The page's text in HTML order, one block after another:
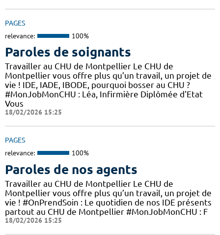
PAGES
relevance: 100%
Paroles de soignants
Travailler au CHU de Montpellier Le CHU de
Montpellier vous offre plus qu’un travail, un projet de
vie ! IDE, IADE, IBODE, pourquoi bosser au CHU ?
#MonJobMonCHU : Léa, Infirmière Diplômée d'Etat
Vous
18/02/2026 15:25
PAGES
relevance: 100%
Paroles de nos agents
Travailler au CHU de Montpellier Le CHU de
Montpellier vous offre plus qu’un travail, un projet de
vie ! #OnPrendSoin : Le quotidien de nos IDE présents
partout au CHU de Montpellier #MonJobMonCHU : F
18/02/2026 15:25